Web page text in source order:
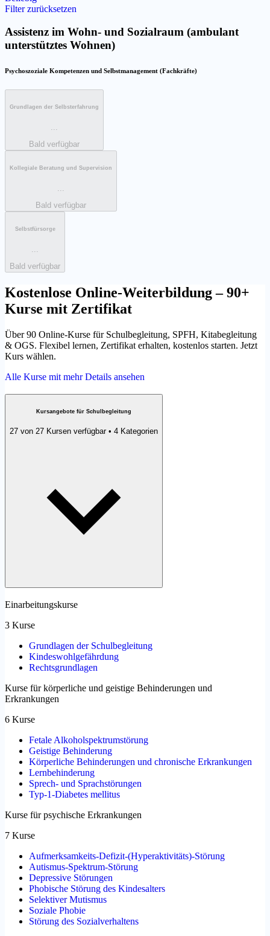
Filter zurücksetzen
Assistenz im Wohn- und Sozialraum (ambulant
unterstütztes Wohnen)
Psychoszoziale Kompetenzen und Selbstmanagement (Fachkräfte)
Grundlagen der Selbsterfahrung
Bald verfügbar
Kollegiale Beratung und Supervision
Bald verfügbar
Selbstfürsorge
Bald verfügbar
Kostenlose Online-Weiterbildung – 90+
Kurse mit Zertifikat
Über 90 Online-Kurse für Schulbegleitung, SPFH, Kitabegleitung
& OGS. Flexibel lernen, Zertifikat erhalten, kostenlos starten. Jetzt
Kurs wählen.
Alle Kurse mit mehr Details ansehen
Kursangebote für Schulbegleitung
27 von 27 Kursen verfügbar • 4 Kategorien
Einarbeitungskurse
3 Kurse
Grundlagen der Schulbegleitung
Kindeswohlgefährdung
Rechtsgrundlagen
Kurse für körperliche und geistige Behinderungen und
Erkrankungen
6 Kurse
Fetale Alkoholspektrumstörung
Geistige Behinderung
Körperliche Behinderungen und chronische Erkrankungen
Lernbehinderung
Sprech- und Sprachstörungen
Typ-1-Diabetes mellitus
Kurse für psychische Erkrankungen
7 Kurse
Aufmerksamkeits-Defizit-(Hyperaktivitäts)-Störung
Autismus-Spektrum-Störung
Depressive Störungen
Phobische Störung des Kindesalters
Selektiver Mutismus
Soziale Phobie
Störung des Sozialverhaltens